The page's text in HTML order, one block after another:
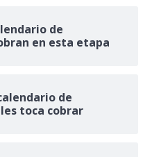
de
en esta etapa
de
toca cobrar